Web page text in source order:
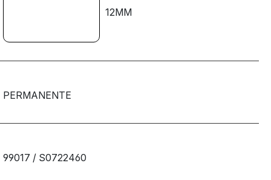
12MM
PERMANENTE
99017 / S0722460